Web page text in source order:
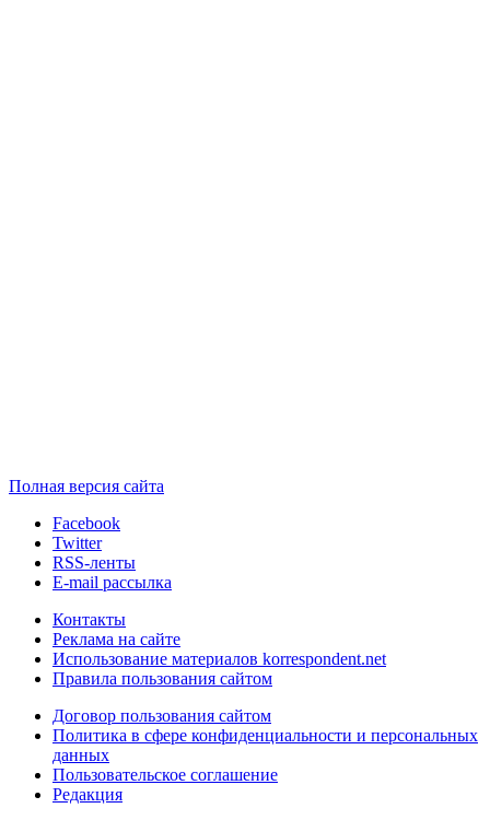
Полная версия сайта
Facebook
Twitter
RSS-ленты
E-mail рассылка
Контакты
Реклама на сайте
Использование материалов korrespondent.net
Правила пользования сайтом
Договор пользования сайтом
Политика в сфере конфиденциальности и персональных
данных
Пользовательское соглашение
Редакция